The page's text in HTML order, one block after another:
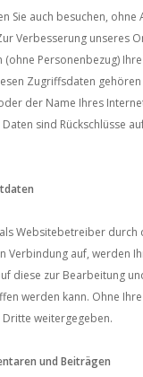
Sie auch besuchen, ohne
Verbesserung unseres
(ohne Personenbezug)
Zugriffsdaten gehören
der Name Ihres
sind Rückschlüsse
Websitebetreiber durch
Verbindung auf, werden
diese zur Bearbeitung
werden kann. Ohne
weitergegeben.
und Beiträgen